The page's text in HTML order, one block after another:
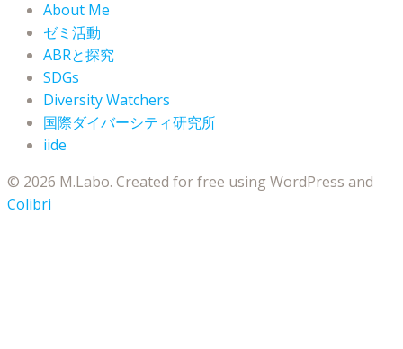
About Me
ゼミ活動
ABRと探究
SDGs
Diversity Watchers
国際ダイバーシティ研究所
iide
© 2026 M.Labo. Created for free using WordPress and
Colibri